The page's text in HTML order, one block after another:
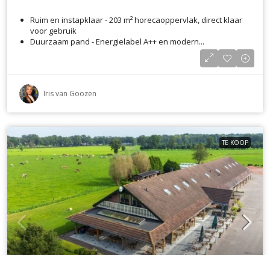
Ruim en instapklaar - 203 m² horecaoppervlak, direct klaar
voor gebruik
Duurzaam pand - Energielabel A++ en modern...
Iris van Goozen
TE KOOP